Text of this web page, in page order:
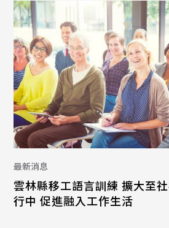
最新消息
雲林縣移工語言訓練 擴大至
行中 促進融入工作生活